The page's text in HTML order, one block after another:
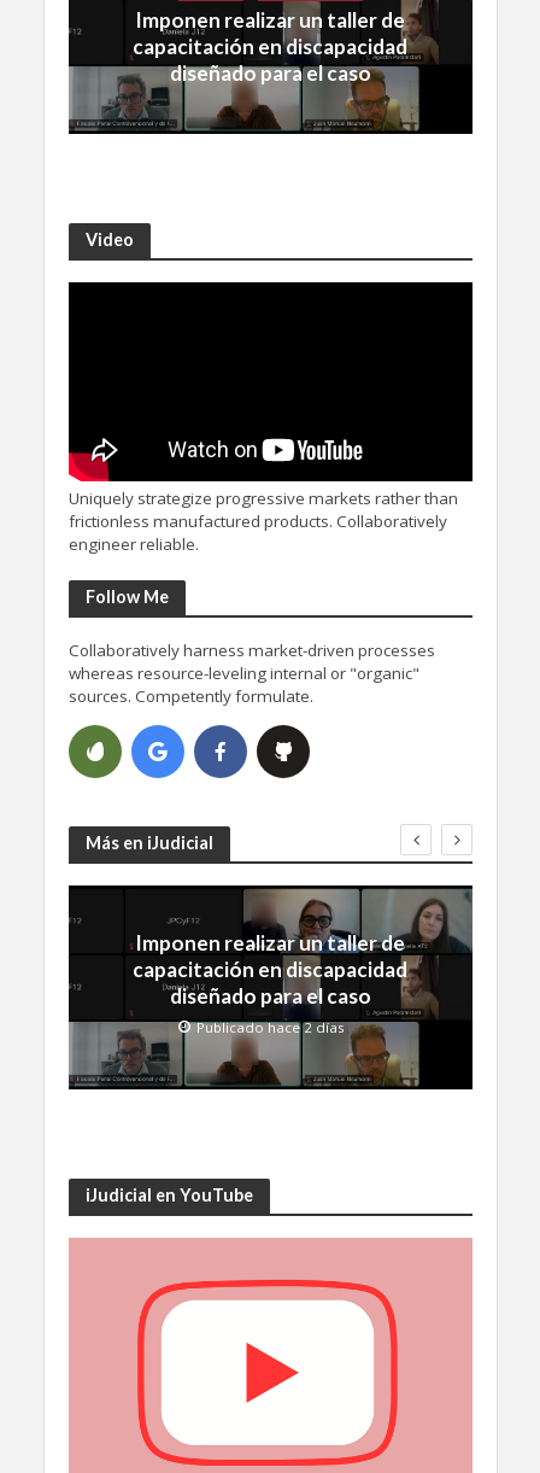
Imponen realizar un taller de
capacitación en discapacidad
diseñado para el caso
Video
Uniquely strategize progressive markets rather than
frictionless manufactured products. Collaboratively
engineer reliable.
Follow Me
Collaboratively harness market-driven processes
whereas resource-leveling internal or "organic"
sources. Competently formulate.
Más en iJudicial
Imponen realizar un taller de
capacitación en discapacidad
diseñado para el caso
Publicado hace 2 días
iJudicial en YouTube